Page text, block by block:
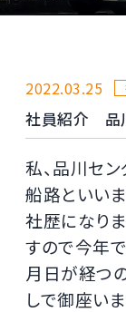
2022.03.25
社員紹介 品
私、品川セ
船路といいま
社歴になり
すので今年
月日が経つ
しで御座いま